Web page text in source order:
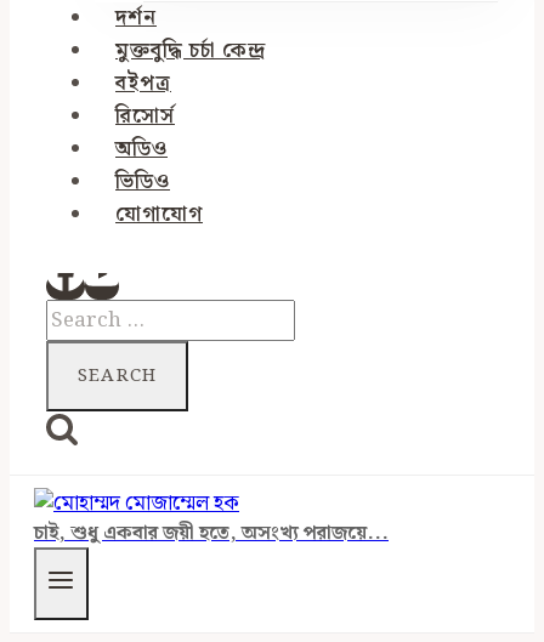
দর্শন
মুক্তবুদ্ধি চর্চা কেন্দ্র
বইপত্র
রিসোর্স
অডিও
ভিডিও
যোগাযোগ
Search
for:
চাই, শুধু একবার জয়ী হতে, অসংখ্য পরাজয়ে...